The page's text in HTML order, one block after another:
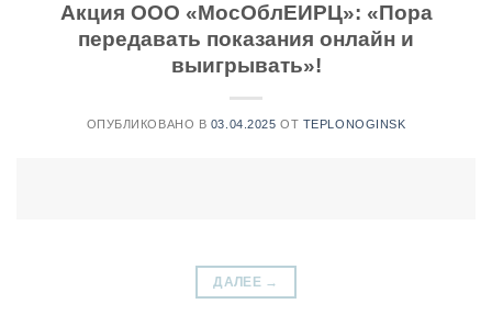
Акция ООО «МосОблЕИРЦ»: «Пора
передавать показания онлайн и
выигрывать»!
ОПУБЛИКОВАНО В 03.04.2025 ОТ TEPLONOGINSK
ДАЛЕЕ →